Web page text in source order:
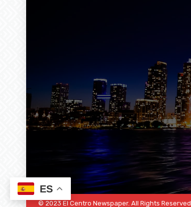
© 2023 El Centro Newspaper. All Rights Reserved.
ES